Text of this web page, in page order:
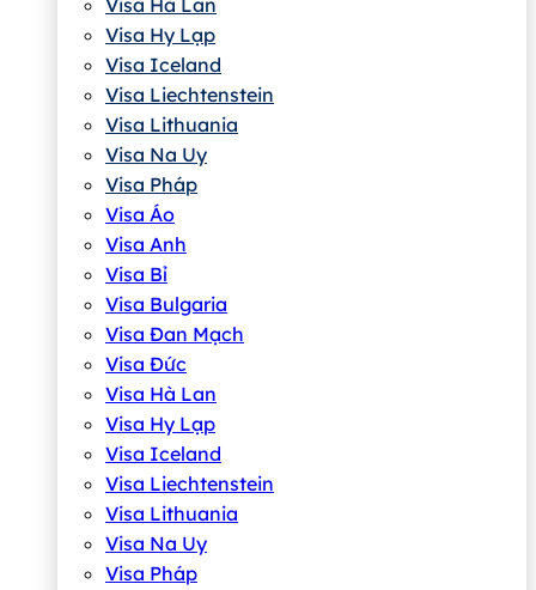
Visa Hà Lan
Visa Hy Lạp
Visa Iceland
Visa Liechtenstein
Visa Lithuania
Visa Na Uy
Visa Pháp
Visa Áo
Visa Anh
Visa Bỉ
Visa Bulgaria
Visa Đan Mạch
Visa Đức
Visa Hà Lan
Visa Hy Lạp
Visa Iceland
Visa Liechtenstein
Visa Lithuania
Visa Na Uy
Visa Pháp